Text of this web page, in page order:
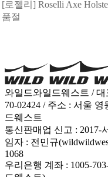
[로젤리] Roselli Axe
품절
와일드와일드웨스트 /
70-02424 / 주소 : 서울
드웨스트
통신판매업 신고 : 2017-
임자 : 전민규
1068
우리은행 계좌 : 1005-